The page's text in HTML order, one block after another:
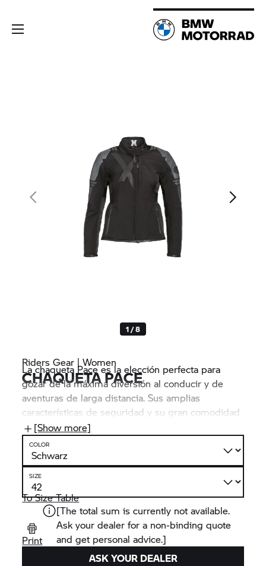
1 / 8
Riders Gear | Women
CHAQUETA PACE
La chaqueta Pace es la elección perfecta para
gozar de la máxima diversión al conducir y de
aventuras de larga distancia. Sus amplias
características de seguridad y su gran comodidad
de uso hacen que sea la compañera ideal. El
material exterior elástico y los rebajes de cuero
garantizan un ajuste óptimo y la máxima libertad
de movimientos en cualquier situación de
conducción.
[Show more]
COLOR
SIZE
To Size Table
Print
[The total sum is currently not available.
Ask your dealer for a non-binding quote
and get personal advice.]
ASK YOUR DEALER